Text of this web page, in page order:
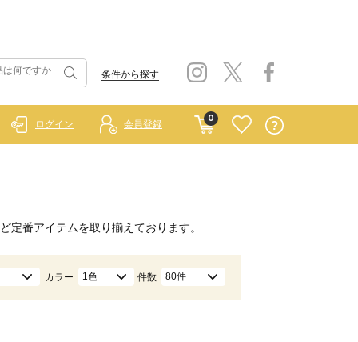
条件から探す
0
ログイン 会員登録
定番アイテムを取り揃えております。
カラー 1色 件数 80件